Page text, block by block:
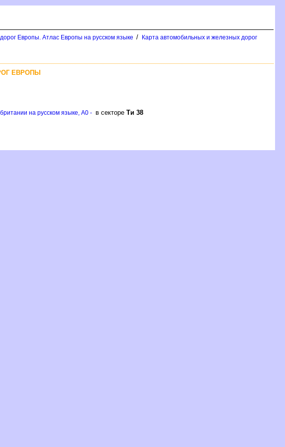
Европы. Атлас Европы на русском языке /
Карта автомобильных и железных дорог
ЕВРОПЫ
на русском языке, A0 - в секторе Ти 38